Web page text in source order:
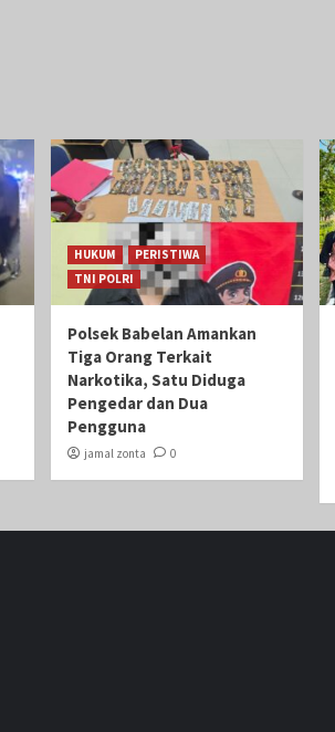
HUKUM
PERISTIWA
TNI POLRI
Polsek Babelan Amankan
Tiga Orang Terkait
Narkotika, Satu Diduga
Pengedar dan Dua
Pengguna
jamal zonta 0